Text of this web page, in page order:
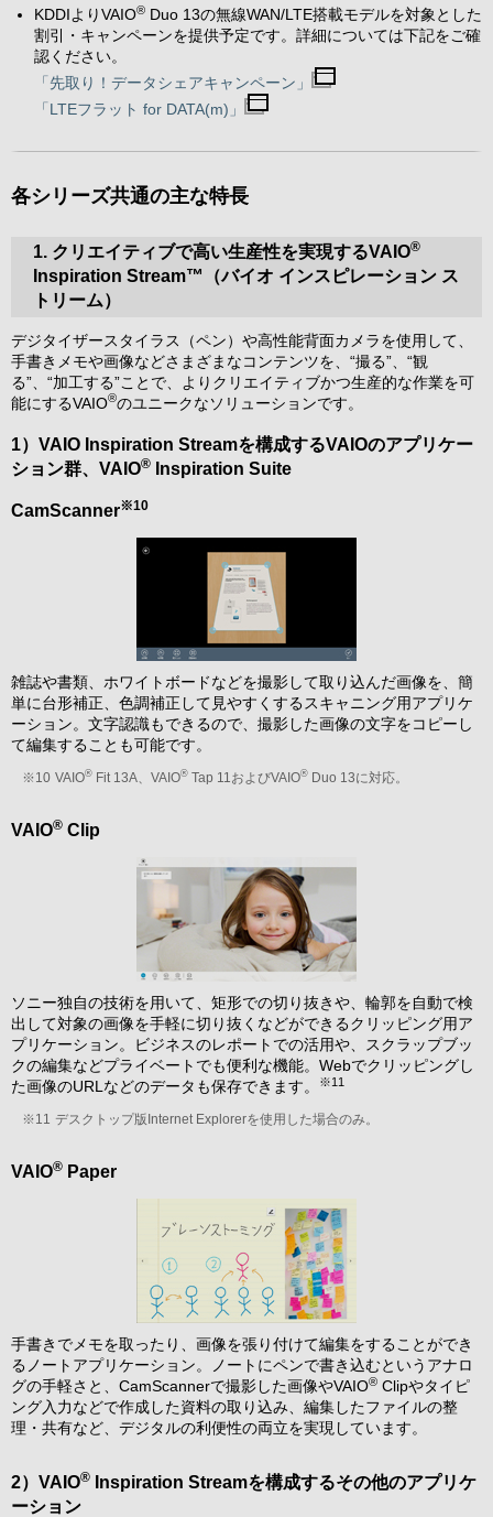
KDDIよりVAIO® Duo 13の無線WAN/LTE搭載モデルを対象とした
割引・キャンペーンを提供予定です。詳細については下記をご確
認ください。
「先取り！データシェアキャンペーン」
「LTEフラット for DATA(m)」
各シリーズ共通の主な特長
1. クリエイティブで高い生産性を実現するVAIO®
Inspiration Stream™（バイオ インスピレーション ス
トリーム）
デジタイザースタイラス（ペン）や高性能背面カメラを使用して、
手書きメモや画像などさまざまなコンテンツを、“撮る”、“観
る”、“加工する”ことで、よりクリエイティブかつ生産的な作業を可
能にするVAIO®のユニークなソリューションです。
1）VAIO Inspiration Streamを構成するVAIOのアプリケー
ション群、VAIO® Inspiration Suite
CamScanner※10
雑誌や書類、ホワイトボードなどを撮影して取り込んだ画像を、簡
単に台形補正、色調補正して見やすくするスキャニング用アプリケ
ーション。文字認識もできるので、撮影した画像の文字をコピーし
て編集することも可能です。
※10 VAIO®Fit 13A、VAIO®Tap 11およびVAIO®Duo 13に対応。
VAIO® Clip
ソニー独自の技術を用いて、矩形での切り抜きや、輪郭を自動で検
出して対象の画像を手軽に切り抜くなどができるクリッピング用ア
プリケーション。ビジネスのレポートでの活用や、スクラップブッ
クの編集などプライベートでも便利な機能。Webでクリッピングし
た画像のURLなどのデータも保存できます。
※11
※11 デスクトップ版Internet Explorerを使用した場合のみ。
VAIO® Paper
手書きでメモを取ったり、画像を張り付けて編集をすることができ
るノートアプリケーション。ノートにペンで書き込むというアナロ
グの手軽さと、CamScannerで撮影した画像やVAIO® Clipやタイピ
ング入力などで作成した資料の取り込み、編集したファイルの整
理・共有など、デジタルの利便性の両立を実現しています。
2）VAIO® Inspiration Streamを構成するその他のアプリケ
ーション